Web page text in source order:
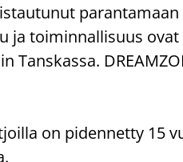
ja toiminnallisuus
Tanskassa.
on pidennetty 15